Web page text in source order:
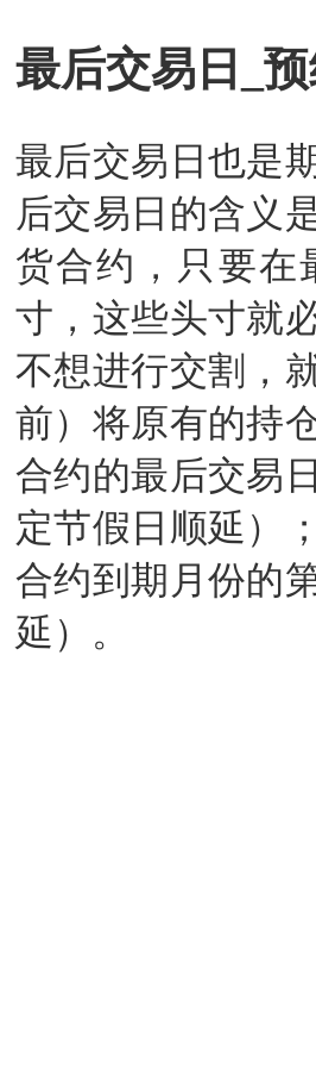
最后交易日_
最后交易日也是
后交易日的含义
货合约，只要在
寸，这些头寸就
不想进行交割，
前）将原有的持
合约的最后交易
定节假日顺延）
合约到期月份的
延）。